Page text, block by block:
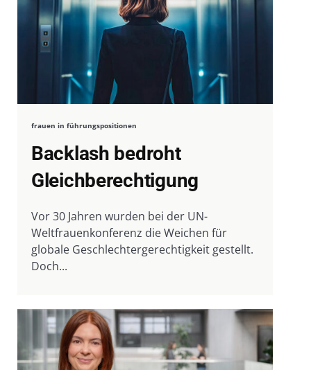
frauen in führungspositionen
Backlash bedroht
Gleichberechtigung
Vor 30 Jahren wurden bei der UN-
Weltfrauenkonferenz die Weichen für
globale Geschlechtergerechtigkeit gestellt.
Doch...